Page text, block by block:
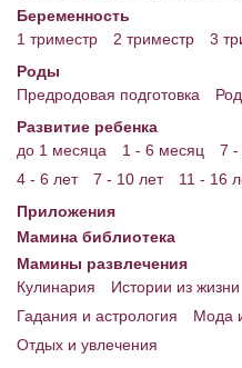
Беременность
1 триместр
2 триместр
3
Роды
Предродовая подготовка
Развитие ребенка
до 1 месяца
1 - 6 месяц 7 -
4 - 6 лет
7 - 10 лет
11 - 16
Приложения
Мамина библиотека
Мамины развлечения
Кулинария
Истории из жизни
Гадания и астрология
Мода
Отдых и увлечения